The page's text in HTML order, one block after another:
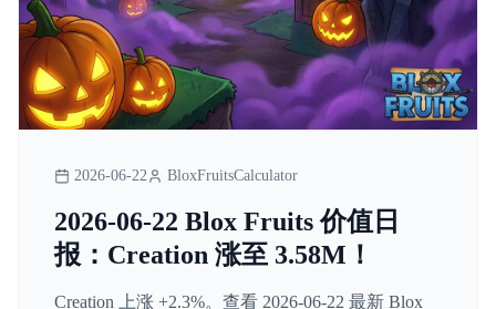
2026-06-22 BloxFruitsCalculator
2026-06-22 Blox Fruits 价值日
报：Creation 涨至 3.58M！
Creation 上涨 +2.3%。查看 2026-06-22 最新 Blox